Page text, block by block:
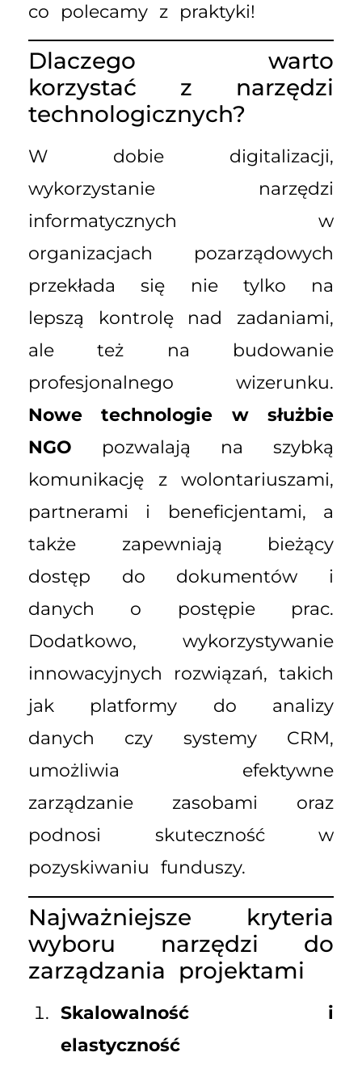
co polecamy z praktyki!
Dlaczego warto
korzystać z narzędzi
technologicznych?
W dobie digitalizacji,
wykorzystanie narzędzi
informatycznych w
organizacjach pozarządowych
przekłada się nie tylko na
lepszą kontrolę nad zadaniami,
ale też na budowanie
profesjonalnego wizerunku.
Nowe technologie w służbie
NGO pozwalają na szybką
komunikację z wolontariuszami,
partnerami i beneficjentami, a
także zapewniają bieżący
dostęp do dokumentów i
danych o postępie prac.
Dodatkowo, wykorzystywanie
innowacyjnych rozwiązań, takich
jak platformy do analizy
danych czy systemy CRM,
umożliwia efektywne
zarządzanie zasobami oraz
podnosi skuteczność w
pozyskiwaniu funduszy.
Najważniejsze kryteria
wyboru narzędzi do
zarządzania projektami
Skalowalność i
elastyczność